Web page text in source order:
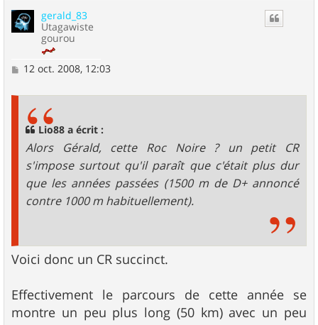
gerald_83
Utagawiste
gourou
M12 oct. 2008, 12:03
Lio88 a écrit :
Alors Gérald, cette Roc Noire ? un petit CR
s'impose surtout qu'il paraît que c'était plus dur
que les années passées (1500 m de D+ annoncé
contre 1000 m habituellement).
Voici donc un CR succinct.
Effectivement le parcours de cette année se
montre un peu plus long (50 km) avec un peu